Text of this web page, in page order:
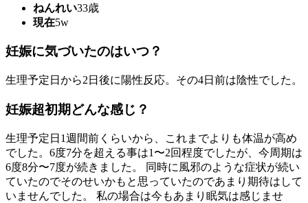
ねんれい33歳
現在5w
妊娠に気づいたのはいつ？
生理予定日から2日後に陽性反応。その4日前は陰性でした。
妊娠超初期どんな感じ？
生理予定日1週間前くらいから、これまでよりも体温が高め
でした。6度7分を超える事は1〜2回程度でしたが、今周期は
6度8分〜7度が続きました。 同時に風邪のような症状が続い
ていたのでそのせいかもと思っていたのであまり期待はして
いませんでした。 私の場合は今もあまり眠気は感じませ